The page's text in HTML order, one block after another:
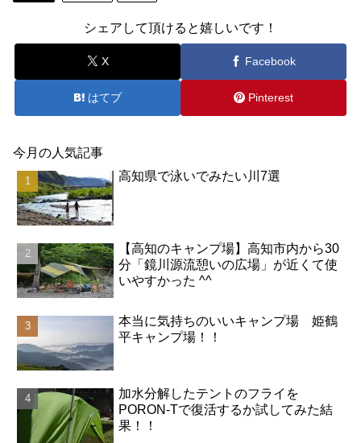
シェアして頂けると嬉しいです！
X Facebook
はてブ Pinterest
今月の人気記事
高知県で泳いでみたい川7選
【高知のキャンプ場】高知市内から30
分「鏡川源流憩いの広場」が近くて使
いやすかった ^^
本当に気持ちのいいキャンプ場 姫鶴
平キャンプ場！！
加水分解したテントのフライを
PORON-Tで復活するか試してみた結
果！！